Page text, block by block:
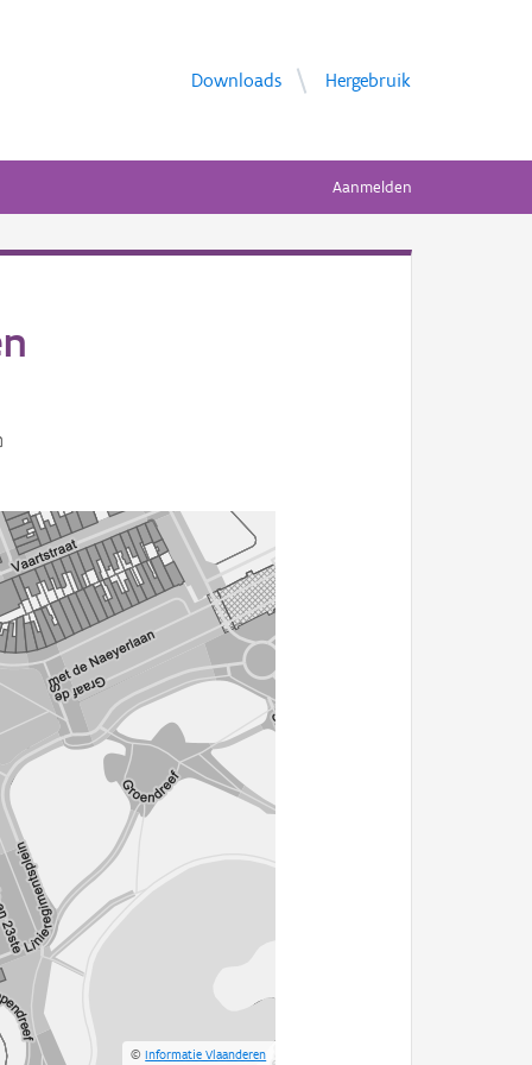
Downloads Hergebruik
Aanmelden
©Informatie Vlaanderen